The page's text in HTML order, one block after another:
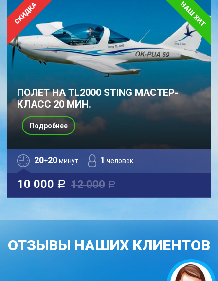
ПОЛЕТ НА TL2000 STING МАСТЕР-
КЛАСС 20 МИН.
20+20минут 1 человек
10 000 a 12 000 a
Подробнее
ОТЗЫВЫ НАШИХ КЛИЕНТОВ